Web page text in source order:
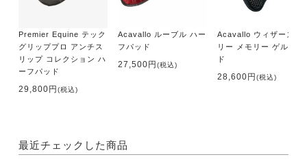
Premier Equine テック
グリッププロ アンチス
リップ コレクション ハ
ーフパッド
29,800円(税込)
Acavallo ルーブル ハー
フパッド
27,500円(税込)
Acavallo ウィザーズフ
リー メモリー ゲルパッ
ド
28,600円(税込)
最近チェックした商品